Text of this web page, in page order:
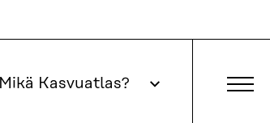
Mikä Kasvuatlas?